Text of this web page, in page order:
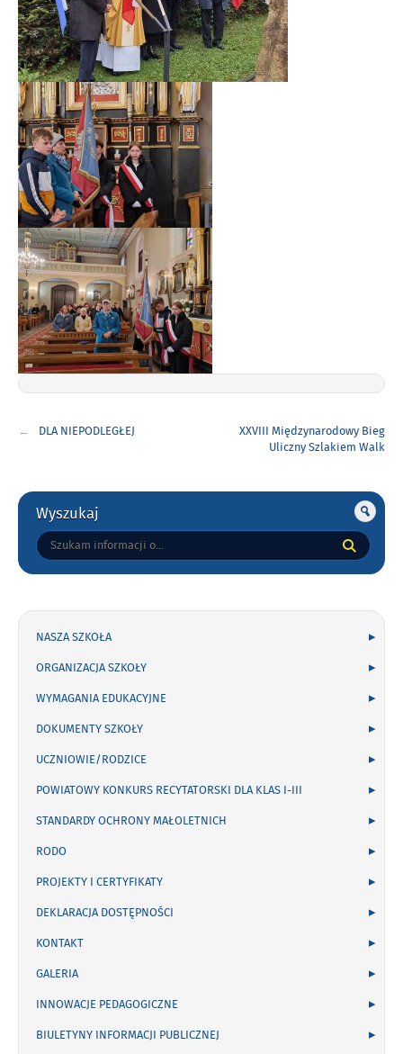
wpisuDLA NIEPODLEGŁEJ
XXVIII Międzynarodowy Bieg
Uliczny Szlakiem Walk
Gorne
Wyszukaj
Tutaj
wpisz
NASZA SZKOŁA
ORGANIZACJA SZKOŁY
WYMAGANIA EDUKACYJNE
DOKUMENTY SZKOŁY
UCZNIOWIE/RODZICE
POWIATOWY KONKURS RECYTATORSKI DLA KLAS I-III
STANDARDY OCHRONY MAŁOLETNICH
RODO
PROJEKTY I CERTYFIKATY
DEKLARACJA DOSTĘPNOŚCI
KONTAKT
GALERIA
INNOWACJE PEDAGOGICZNE
BIULETYNY INFORMACJI PUBLICZNEJ